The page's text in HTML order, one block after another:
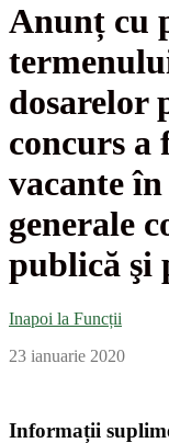
Anunț cu
dosarelor
concurs a
vacante
generale
publică şi
Inapoi la Funcții
23 ianuarie 2020
Informații